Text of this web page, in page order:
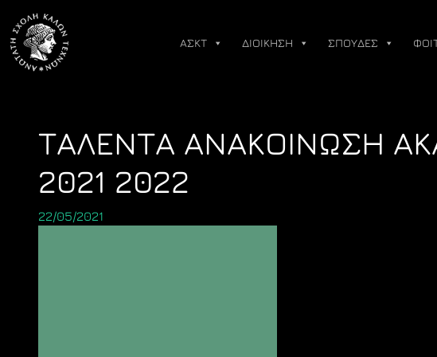
content
ΑΣΚΤ ΔΙΟΙΚΗΣΗ ΣΠΟΥΔΕΣ
ΤΑΛΕΝΤΑ ΑΝΑΚΟΙΝΩΣΗ
2021 2022
22/05/2021